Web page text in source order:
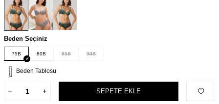
Beden Seçiniz
75B 80B 85B 90B
Beden Tablosu
SEPETE EKLE